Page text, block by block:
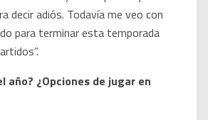
decir adiós. Todavía me veo con
para terminar esta temporada
año? ¿Opciones de jugar en